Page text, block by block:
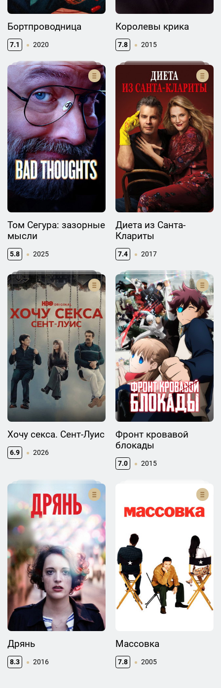
Бортпроводница
7.1 2020
Королевы крика
7.8 2015
Том Сегура: зазорные
мысли
5.8 2025
Диета из Санта-
Клариты
7.4 2017
Хочу секса. Сент-Луис
6.9 2026
Фронт кровавой
блокады
7.0 2015
Дрянь
8.3 2016
Массовка
7.8 2005